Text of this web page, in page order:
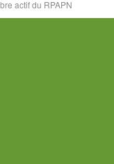
actif du RPAPN